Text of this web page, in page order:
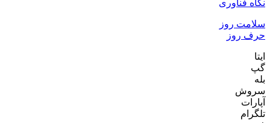
نگاه فناوری
سلامت روز
حرف روز
ایتا
گپ
بله
سروش
آپارات
تلگرام